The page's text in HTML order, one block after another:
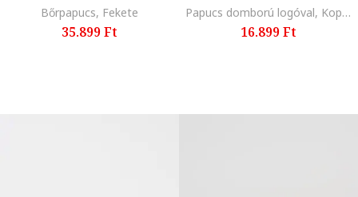
Bőrpapucs, Fekete
35.899 Ft
Papucs domború logóval, Koptatott fekete
16.899 Ft